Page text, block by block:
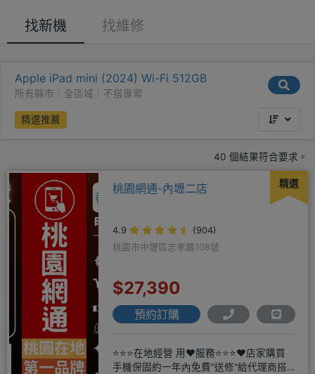
找新機 找維修
Apple iPad mini (2024) Wi-Fi 512GB
所有縣市｜全區域｜不搭專案
精選推薦
40 個結果符合要求。
精選
桃園網通-內壢二店
4.9
(904)
桃園市中壢區忠孝路108號
$27,390
預約訂購
⭐⭐⭐在地經營 用❤️服務⭐⭐⭐❤️店家購買
手機保固約一年內免費"送修"給代理商搭